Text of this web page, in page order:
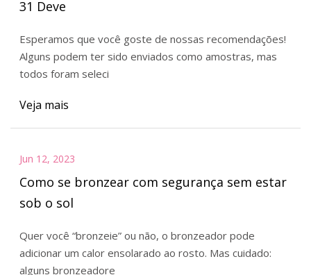
31 Deve
Esperamos que você goste de nossas recomendações!
Alguns podem ter sido enviados como amostras, mas
todos foram seleci
Veja mais
Jun 12, 2023
Como se bronzear com segurança sem estar
sob o sol
Quer você “bronzeie” ou não, o bronzeador pode
adicionar um calor ensolarado ao rosto. Mas cuidado:
alguns bronzeadore